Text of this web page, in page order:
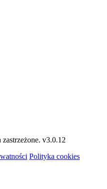
v3.0.12
Polityka cookies